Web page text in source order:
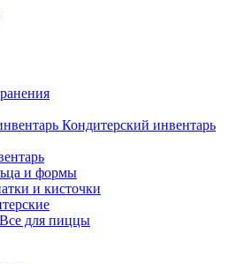
Кондитерский инвентарь
и формы
и кисточки
Все для пиццы